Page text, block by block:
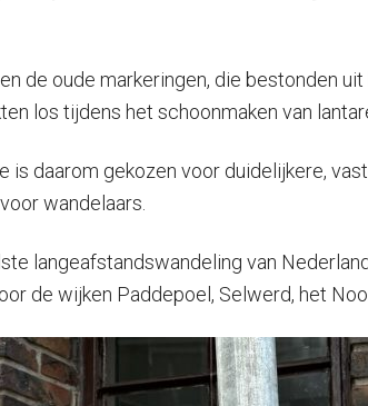
de oude markeringen, die bestonden
los tijdens het schoonmaken van
is daarom gekozen voor duidelijkere,
wandelaars.
langeafstandswandeling van
de wijken Paddepoel, Selwerd, het